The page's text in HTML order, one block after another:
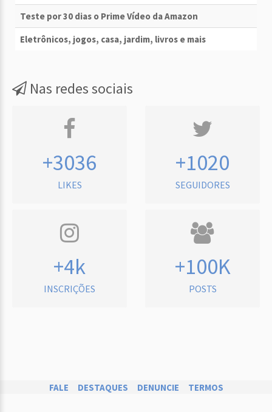
Teste por 30 dias o Prime Vídeo da Amazon
Eletrônicos, jogos, casa, jardim, livros e mais
Nas redes sociais
+3036
LIKES
+1020
SEGUIDORES
+4k
INSCRIÇÕES
+100K
POSTS
FALE DESTAQUES DENUNCIE TERMOS